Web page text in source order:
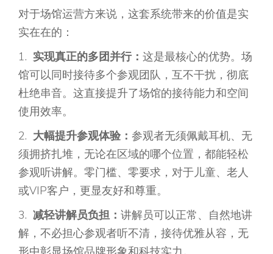
对于场馆运营方来说，这套系统带来的价值是实
实在在的：
1. 实现真正的多团并行： 这是最核心的优势。场
馆可以同时接待多个参观团队，互不干扰，彻底
杜绝串音。这直接提升了场馆的接待能力和空间
使用效率。
2. 大幅提升参观体验： 参观者无须佩戴耳机、无
须拥挤扎堆，无论在区域的哪个位置，都能轻松
参观听讲解。零门槛、零要求，对于儿童、老人
或VIP客户，更显友好和尊重。
3. 减轻讲解员负担： 讲解员可以正常、自然地讲
解，不必担心参观者听不清，接待优雅从容，无